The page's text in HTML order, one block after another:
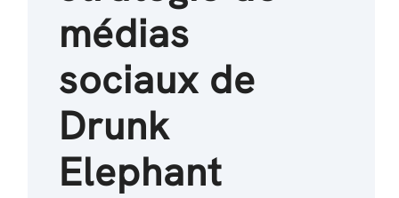
médias
sociaux de
Drunk
Elephant